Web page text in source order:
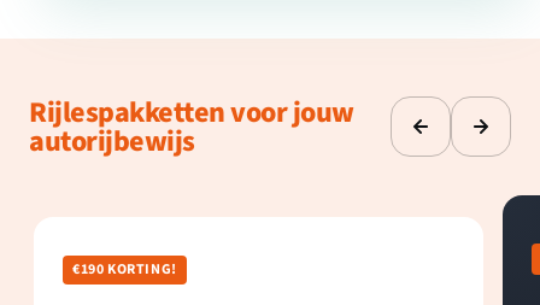
Rijlespakketten voor jouw
autorijbewijs
€190 KORTING!